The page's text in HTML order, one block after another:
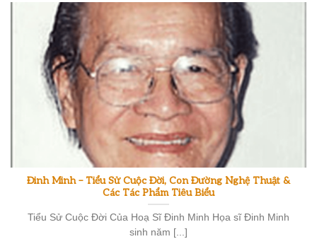
Đinh Minh – Tiểu Sử Cuộc Đời, Con Đường Nghệ Thuật &
Các Tác Phẩm Tiêu Biểu
Tiểu Sử Cuộc Đời Của Hoạ Sĩ Đinh Minh Họa sĩ Đinh Minh
sinh năm [...]